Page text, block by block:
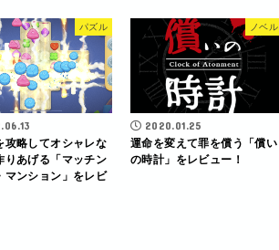
パズル
攻略してオシャレな
りあげる「マッチン
マンション」をレビ
ノベル
2020.01.25
運命を変えて罪を償う「償い
の時計」をレビュー！